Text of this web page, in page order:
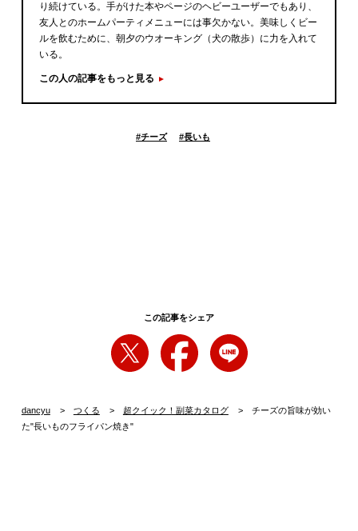
り続けている。手がけた本やページのヘビーユーザーでもあり、
友人とのホームパーティメニューには事欠かない。美味しくビー
ルを飲むために、朝夕のウオーキング（犬の散歩）に力を入れて
いる。
この人の記事をもっと見る
#チーズ #長いも
この記事をシェア
dancyu つくる 超クイック！副菜カタログ
チーズの旨味が効い
た"長いものフライパン焼き"